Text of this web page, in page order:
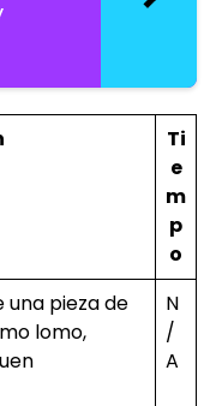
Ti
e
m
p
o
una pieza de
lomo,
N
/
A